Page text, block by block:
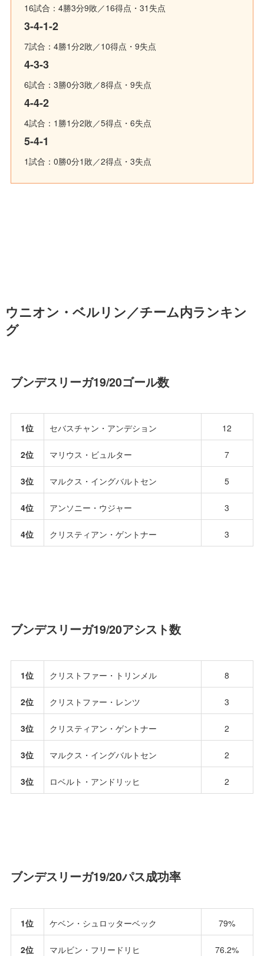
16試合：4勝3分9敗／16得点・31失点
3-4-1-2
7試合：4勝1分2敗／10得点・9失点
4-3-3
6試合：3勝0分3敗／8得点・9失点
4-4-2
4試合：1勝1分2敗／5得点・6失点
5-4-1
1試合：0勝0分1敗／2得点・3失点
ウニオン・ベルリン／チーム内ランキン
グ
ブンデスリーガ19/20ゴール数
1位 セバスチャン・アンデション 12
2位 マリウス・ビュルター 7
3位 マルクス・イングバルトセン 5
4位 アンソニー・ウジャー 3
4位 クリスティアン・ゲントナー 3
ブンデスリーガ19/20アシスト数
1位 クリストファー・トリンメル 8
2位 クリストファー・レンツ 3
3位 クリスティアン・ゲントナー 2
3位 マルクス・イングバルトセン 2
3位 ロベルト・アンドリッヒ 2
ブンデスリーガ19/20パス成功率
1位 ケベン・シュロッターベック 79%
2位 マルビン・フリードリヒ 76.2%